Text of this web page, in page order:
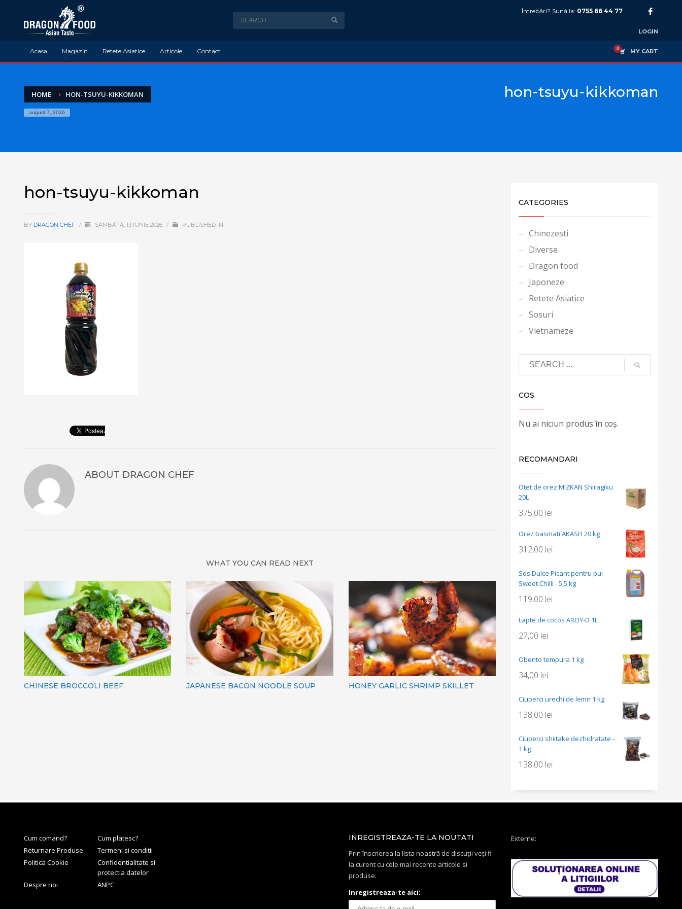
Întrebări? Sună la: 0755 66 44 77
LOGIN
Acasa Magazin Retete Asiatice Articole Contact MY CART
HOME HON-TSUYU-KIKKOMAN
august 7, 2026
hon-tsuyu-kikkoman
hon-tsuyu-kikkoman
BY DRAGON CHEF / SÂMBĂTĂ, 13 IUNIE 2026 / PUBLISHED IN
ABOUT DRAGON CHEF
WHAT YOU CAN READ NEXT
CHINESE BROCCOLI BEEF JAPANESE BACON NOODLE SOUP HONEY GARLIC SHRIMP SKILLET
CATEGORIES
Chinezesti
Diverse
Dragon food
Japoneze
Retete Asiatice
Sosuri
Vietnameze
COȘ
Nu ai niciun produs în coș.
RECOMANDARI
Otet de orez MIZKAN Shiragiku
20L
375,00 lei
Orez basmati AKASH 20 kg
312,00 lei
Sos Dulce Picant pentru pui
Sweet Chilli - 5,5 kg
119,00 lei
Lapte de cocos AROY-D 1L
27,00 lei
Obento tempura 1 kg
34,00 lei
Ciuperci urechi de lemn 1 kg
138,00 lei
Ciuperci shiitake dezhidratate -
1 kg
138,00 lei
Cum comand?
Cum platesc?
Returnare Produse
Termeni si conditii
Politica Cookie
Confidentialitate si
protectia datelor
Despre noi
ANPC
INREGISTREAZA-TE LA NOUTATI
Prin înscrierea la lista noastră de discuții veți fi
la curent cu cele mai recente articole si
produse.
Inregistreaza-te aici:
Externe: